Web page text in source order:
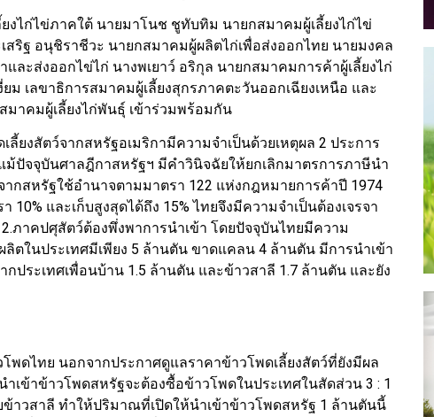
งไก่ไข่ภาคใต้ นายมาโนช ชูทับทิม นายกสมาคมผู้เลี้ยงไก่ไข่
ริฐ อนุชิราชีวะ นายกสมาคมผู้ผลิตไก่เพื่อส่งออกไทย นายมงคล
ะส่งออกไข่ไก่ นางพเยาว์ อริกุล นายกสมาคมการค้าผู้เลี้ยงไก่
ม เลขาธิการสมาคมผู้เลี้ยงสุกรภาคตะวันออกเฉียงเหนือ และ
าคมผู้เลี้ยงไก่พันธุ์ เข้าร่วมพร้อมกัน
ลี้ยงสัตว์จากสหรัฐอเมริกามีความจำเป็นด้วยเหตุผล 2 ประการ
ม้ปัจจุบันศาลฎีกาสหรัฐฯ มีคำวินิจฉัยให้ยกเลิกมาตรการภาษีนำ
ากสหรัฐใช้อำนาจตามมาตรา 122 แห่งกฎหมายการค้าปี 1974
และเก็บสูงสุดได้ถึง 15% ไทยจึงมีความจำเป็นต้องเจรจา
ภาคปศุสัตว์ต้องพึ่งพาการนำเข้า โดยปัจจุบันไทยมีความ
ลิตในประเทศมีเพียง 5 ล้านตัน ขาดแคลน 4 ล้านตัน มีการนำเข้า
ประเทศเพื่อนบ้าน 1.5 ล้านตัน และข้าวสาลี 1.7 ล้านตัน และยัง
พดไทย นอกจากประกาศดูแลราคาข้าวโพดเลี้ยงสัตว์ที่ยังมีผล
เข้าข้าวโพดสหรัฐจะต้องซื้อข้าวโพดในประเทศในสัดส่วน 3 : 1
ข้าวสาลี ทำให้ปริมาณที่เปิดให้นำเข้าข้าวโพดสหรัฐ 1 ล้านตันนี้